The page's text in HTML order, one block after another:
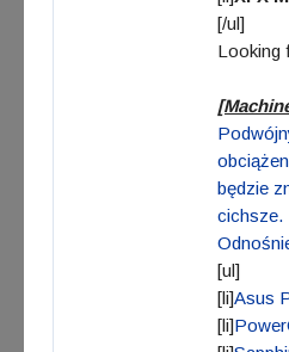
[/ul]
Looking
będzie
cichsze.
[ul]
[li]Asus
[li]